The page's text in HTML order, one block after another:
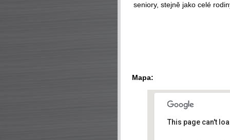
seniory, stejně jako celé
Mapa:
This page can't